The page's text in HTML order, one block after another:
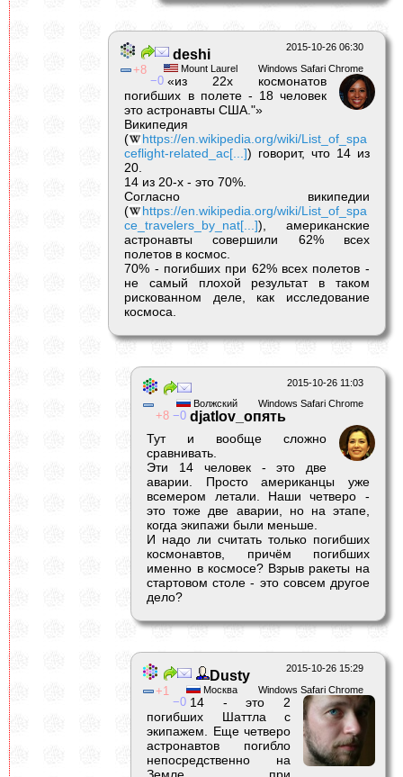
2015-10-26 06:30
Windows Safari Chrome
Mount Laurel
8
0
deshi
«из 22х космонатов
погибших в полете - 18 человек
это астронавты США."»
Википедия
(
https://en.wikipedia.org/wiki/List_of_spa
ceflight-related_ac[...]) говорит, что 14 из
20.
14 из 20-х - это 70%.
Согласно википедии
(
https://en.wikipedia.org/wiki/List_of_spa
ce_travelers_by_nat[...]), американские
астронавты совершили 62% всех
полетов в космос.
70% - погибших при 62% всех полетов -
не самый плохой результат в таком
рискованном деле, как исследование
космоса.
2015-10-26 11:03
Windows Safari Chrome
Волжский
8 0 djatlov_опять
Тут и вообще сложно
сравнивать.
Эти 14 человек - это две
аварии. Просто американцы уже
всемером летали. Наши четверо -
это тоже две аварии, но на этапе,
когда экипажи были меньше.
И надо ли считать только погибших
космонавтов, причём погибших
именно в космосе? Взрыв ракеты на
стартовом столе - это совсем другое
дело?
2015-10-26 15:29
Windows Safari Chrome
Москва
1
0
Dusty
14 - это 2
погибших Шаттла с
экипажем. Еще четверо
астронавтов погибло
непосредственно на